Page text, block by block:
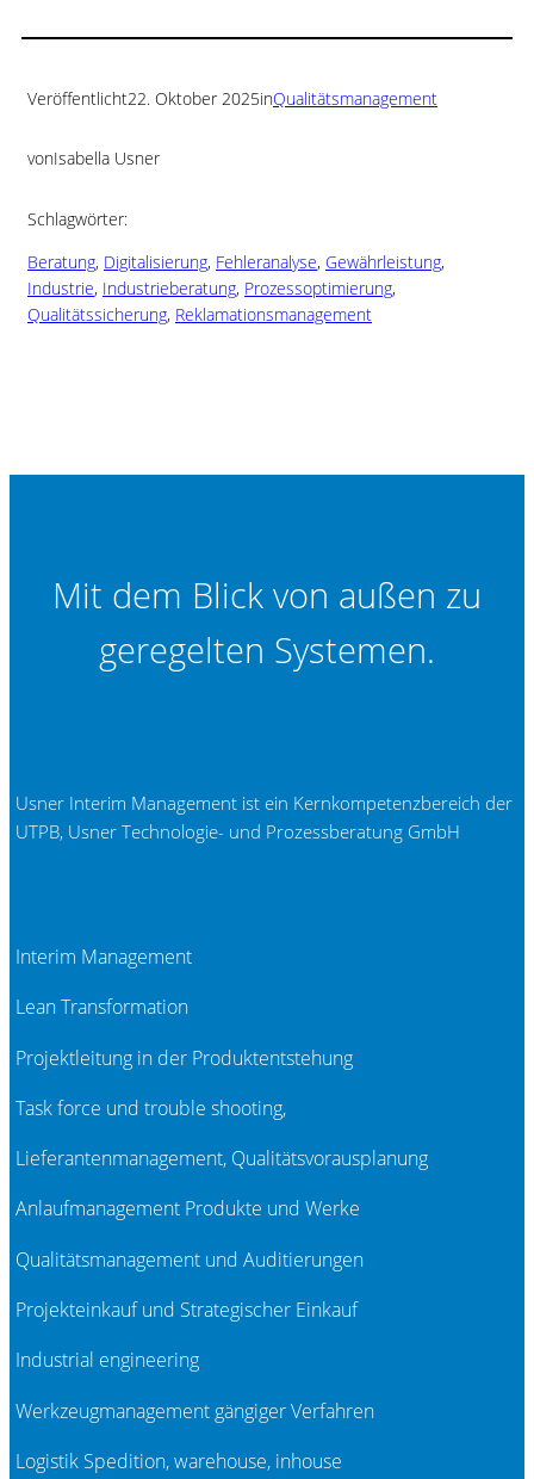
Veröffentlicht22. Oktober 2025inQualitätsmanagement
vonIsabella Usner
Schlagwörter:
Beratung, Digitalisierung, Fehleranalyse, Gewährleistung
Industrie, Industrieberatung, Prozessoptimierung
Qualitätssicherung, Reklamationsmanagement
Mit dem Blick von außen zu
geregelten Systemen.
Usner Interim Management ist ein Kernkompetenzbereich der
UTPB, Usner Technologie- und Prozessberatung GmbH
Interim Management
Lean Transformation
Projektleitung in der Produktentstehung
Task force und trouble shooting,
Lieferantenmanagement, Qualitätsvorausplanung
Anlaufmanagement Produkte und Werke
Qualitätsmanagement und Auditierungen
Projekteinkauf und Strategischer Einkauf
Industrial engineering
Werkzeugmanagement gängiger Verfahren
Logistik Spedition, warehouse, inhouse